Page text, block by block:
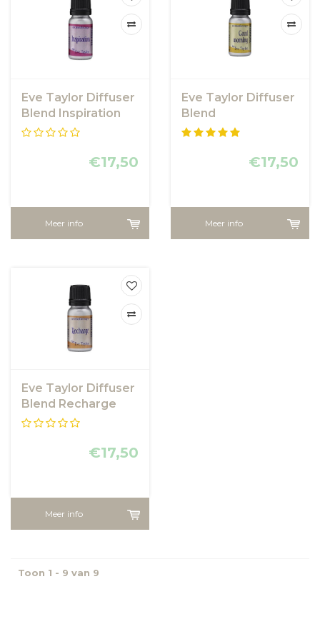
Eve Taylor Diffuser
Blend Inspiration
€17,50
Meer info
Eve Taylor Diffuser
Blend
Goodmorning
€17,50
Meer info
Eve Taylor Diffuser
Blend Recharge
€17,50
Meer info
Toon 1 - 9 van 9